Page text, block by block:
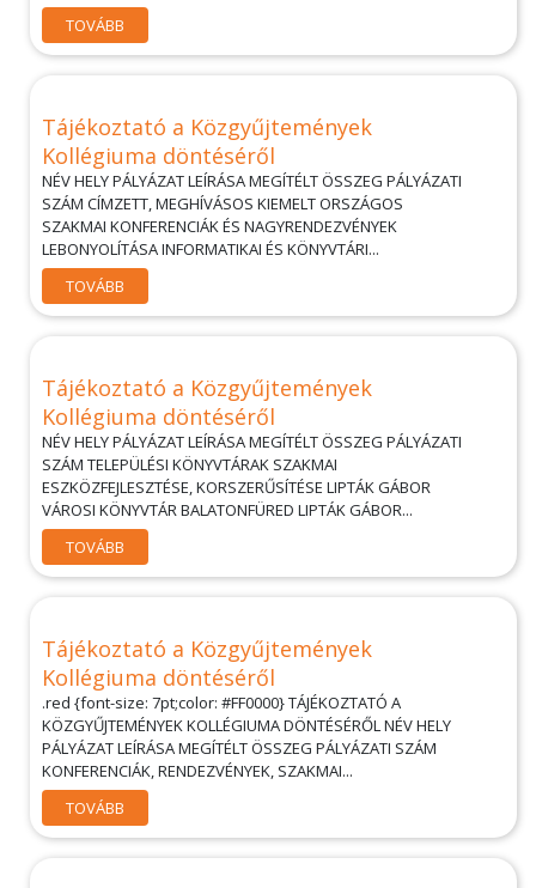
TOVÁBB
Tájékoztató a Közgyűjtemények
Kollégiuma döntéséről
NÉV HELY PÁLYÁZAT LEÍRÁSA MEGÍTÉLT ÖSSZEG PÁLYÁZATI
SZÁM CÍMZETT, MEGHÍVÁSOS KIEMELT ORSZÁGOS
SZAKMAI KONFERENCIÁK ÉS NAGYRENDEZVÉNYEK
LEBONYOLÍTÁSA INFORMATIKAI ÉS KÖNYVTÁRI...
TOVÁBB
Tájékoztató a Közgyűjtemények
Kollégiuma döntéséről
NÉV HELY PÁLYÁZAT LEÍRÁSA MEGÍTÉLT ÖSSZEG PÁLYÁZATI
SZÁM TELEPÜLÉSI KÖNYVTÁRAK SZAKMAI
ESZKÖZFEJLESZTÉSE, KORSZERŰSÍTÉSE LIPTÁK GÁBOR
VÁROSI KÖNYVTÁR BALATONFÜRED LIPTÁK GÁBOR...
TOVÁBB
Tájékoztató a Közgyűjtemények
Kollégiuma döntéséről
.red {font-size: 7pt;color: #FF0000} TÁJÉKOZTATÓ A
KÖZGYŰJTEMÉNYEK KOLLÉGIUMA DÖNTÉSÉRŐL NÉV HELY
PÁLYÁZAT LEÍRÁSA MEGÍTÉLT ÖSSZEG PÁLYÁZATI SZÁM
KONFERENCIÁK, RENDEZVÉNYEK, SZAKMAI...
TOVÁBB